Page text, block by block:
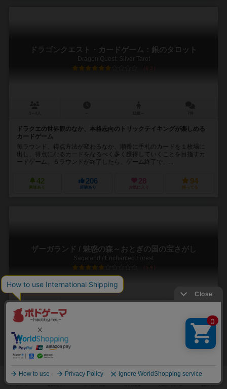
ドラゴンクエスト・カードゲーム：銀のタロット
Dragon Quest: Silver Tarot
6.2
ドラクエの世界観のなか、本格志向のトリックテイキングが楽しめる
カードゲーム
毎ラウンド、得点方法が変わるなか、順番に手札のカードを１枚場に
出し、得点になるカードをなるべく多く獲得していくことを目指すカ
ードゲーム。５ラウンドが終了したら、ゲーム終了で、...
42
興味あり
206
経験あり
28
お気に入り
94
持ってる
ザーガランド / 魅惑の森～おとぎの国の宝さがし
Sagaland / Enchanted Forest
5.9
2～6人
巨匠アレックス・ランドルフ氏のデザインした古典。おとぎ話の世界
で、あなたの記憶が試される！
1982年に偉大なるドイツ年間ゲーム大賞を受賞した古典的傑作。 不思
議なおとぎ話（グリム童話など）をテーマに、プレイヤーである魔法